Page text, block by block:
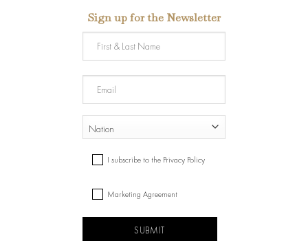
Sign up for the Newsletter
&
Last
Name
Email
NAZIONE
CONSENSO
I subscribe to the Privacy Policy
Marketing Agreement
CAPTCHA